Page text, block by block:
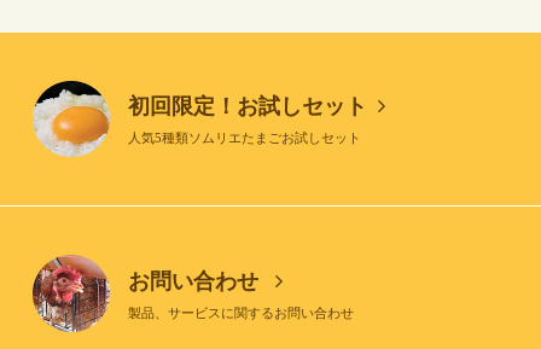
初回限定！お試しセット
人気5種類ソムリエたまごお試しセット
お問い合わせ
製品、サービスに関するお問い合わせ